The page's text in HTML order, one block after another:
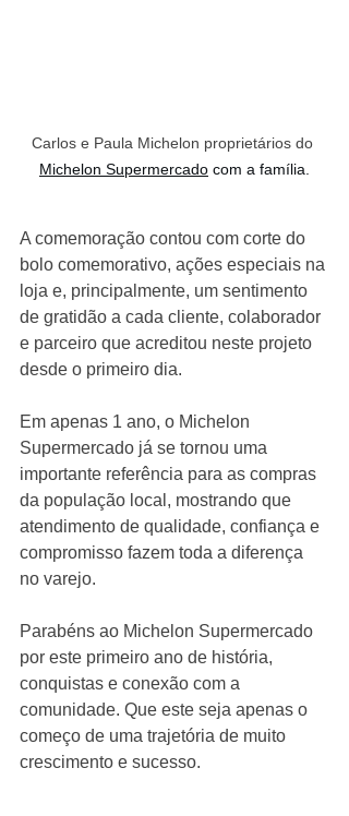
Carlos e Paula Michelon proprietários do
Michelon Supermercado com a família.
A comemoração contou com corte do
bolo comemorativo, ações especiais na
loja e, principalmente, um sentimento
de gratidão a cada cliente, colaborador
e parceiro que acreditou neste projeto
desde o primeiro dia.
Em apenas 1 ano, o Michelon
Supermercado já se tornou uma
importante referência para as compras
da população local, mostrando que
atendimento de qualidade, confiança e
compromisso fazem toda a diferença
no varejo.
Parabéns ao Michelon Supermercado
por este primeiro ano de história,
conquistas e conexão com a
comunidade. Que este seja apenas o
começo de uma trajetória de muito
crescimento e sucesso.